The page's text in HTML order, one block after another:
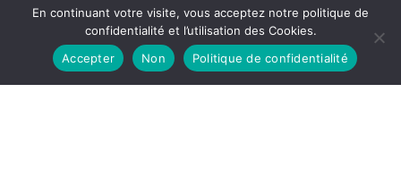
En continuant votre visite, vous acceptez notre politique de
confidentialité et l’utilisation des Cookies.
Accepter
Non Politique de confidentialité